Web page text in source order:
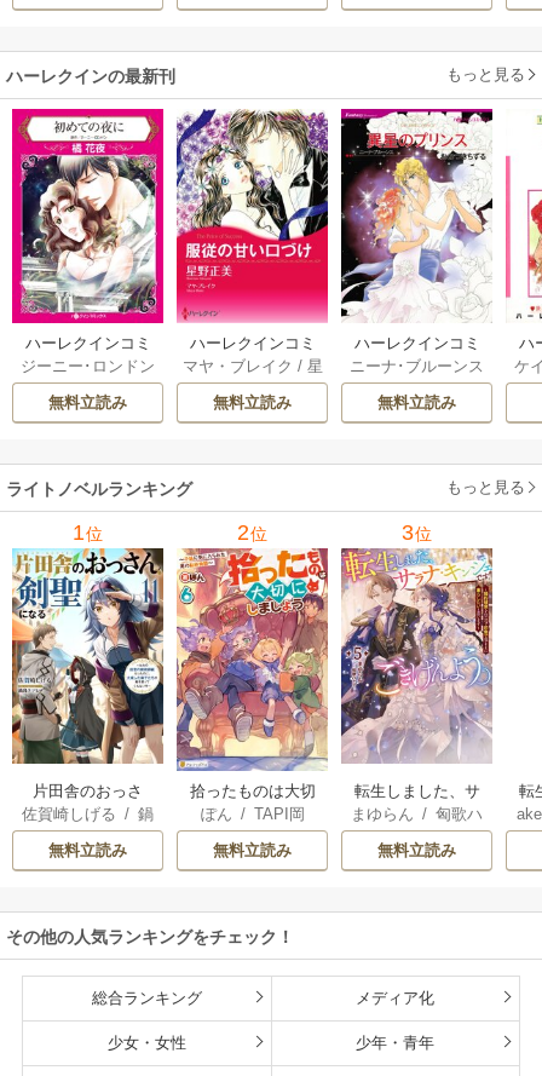
ハーレクインの最新刊 もっと見る
ハーレクインコミ
ックス セット 202
6年 vol.1064 1巻
ジーニー･ロンドン
橘花夜 / メアリ
ー･ライアンズ
ーガン/星合操/ア
ン･ウィール/ 津寺
里可子
無料立読み
ハーレクインコミ
ックス セット 202
6年 vol.1002 1巻
マヤ・ブレイク / 星
野正美/
ヘレン･ブ
ルックス/のわきね
ウェイ/一重夕子
無料立読み
ハーレクインコミ
ックス セット 202
6年 vol.1063 1巻
ニーナ･ブルーンス
おおつきちずる
レベッカ･ヨーク
ーディ/海野みつる
サラ･ウッド/流
水凛子
無料立読み
ハ
ッ
ケ
ザ
ライトノベルランキング もっと見る
1位
片田舎のおっさ
ん、剣聖になる
～ただの田舎の剣
術師範だったの
たちが俺を放って
くれない件～
佐賀崎しげる /鍋
島テツヒロ
無料立読み
2位
拾ったものは大切
にしましょう ～子
狼に気に入られた
男の転移物語～
ぽん / TAPI岡
無料立読み
3位
転生しました、サ
ラナ・キンジェで
す。ごきげんよ
う。
まゆらん /匈歌ハ
トリ
無料立読み
転
帝
その他の人気ランキングをチェック！
総合ランキング メディア化
少女・女性 少年・青年